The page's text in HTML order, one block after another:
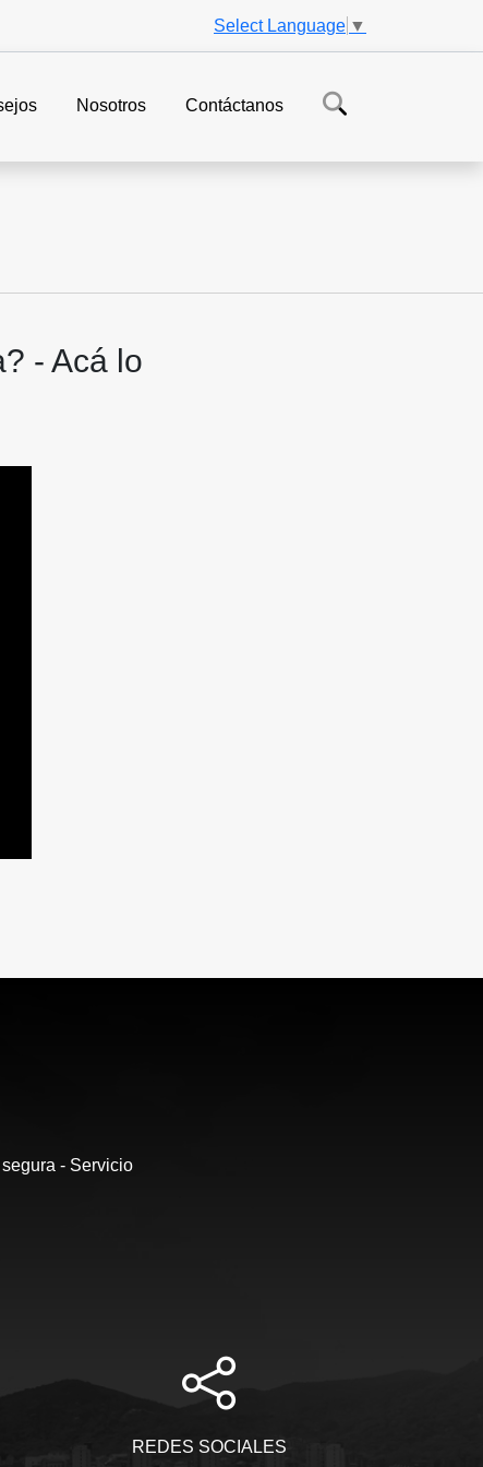
Select Language ▼
Nosotros Contáctanos
- Acá lo
- Servicio
REDES SOCIALES